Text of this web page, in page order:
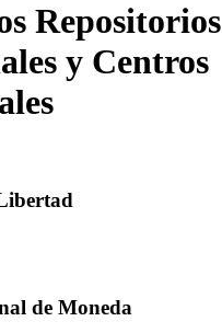
Repositorios
y Centros
de Moneda